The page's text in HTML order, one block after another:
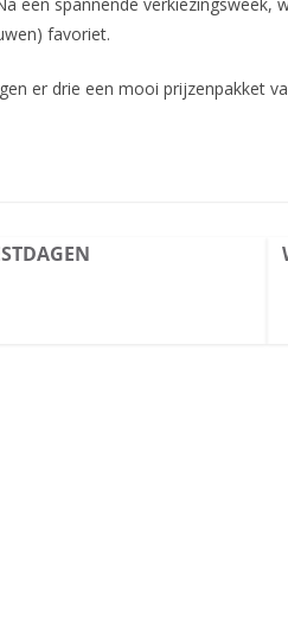
favoriet.
er drie een mooi prijzenpakket